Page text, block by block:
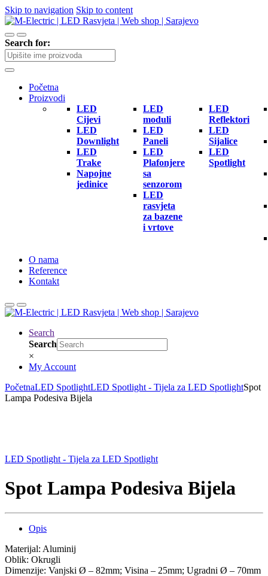
Skip to navigation Skip to content
Search for:
Početna
Proizvodi
LED
Cijevi
LED
Downlight
LED
Trake
Napojne
jedinice
LED
moduli
LED
Paneli
LED
Plafonjere
sa
senzorom
LED
rasvjeta
za bazene
i vrtove
LED
Reflektori
LED
Sijalice
LED
Spotlight
O nama
Reference
Kontakt
Search
Search
×
My Account
PočetnaLED SpotlightLED Spotlight - Tijela za LED SpotlightSpot
Lampa Podesiva Bijela
LED Spotlight - Tijela za LED Spotlight
Spot Lampa Podesiva Bijela
Opis
Materijal: Aluminij
Oblik: Okrugli
Dimenzije: Vanjski Ø – 82mm; Visina – 25mm; Ugradni Ø – 70mm